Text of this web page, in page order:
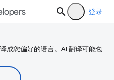
登录
成您偏好的语言。AI 翻译可能包